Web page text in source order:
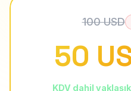
100 USD
50
KDV dahil yaklaşık